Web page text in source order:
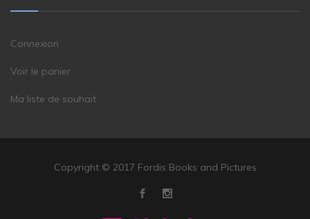
Connexion
Voir le panier
Ma liste de souhait
Copyright © 2017 Fordis Books and Pictures